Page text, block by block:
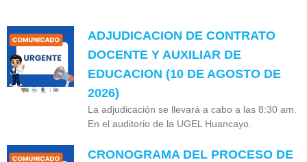
ADJUDICACION DE CONTRATO
DOCENTE Y AUXILIAR DE
EDUCACION (10 DE AGOSTO DE
2026)
La adjudicación se llevará a cabo a las 8:30 am.
En el auditorio de la UGEL Huancayo.
CRONOGRAMA DEL PROCESO DE